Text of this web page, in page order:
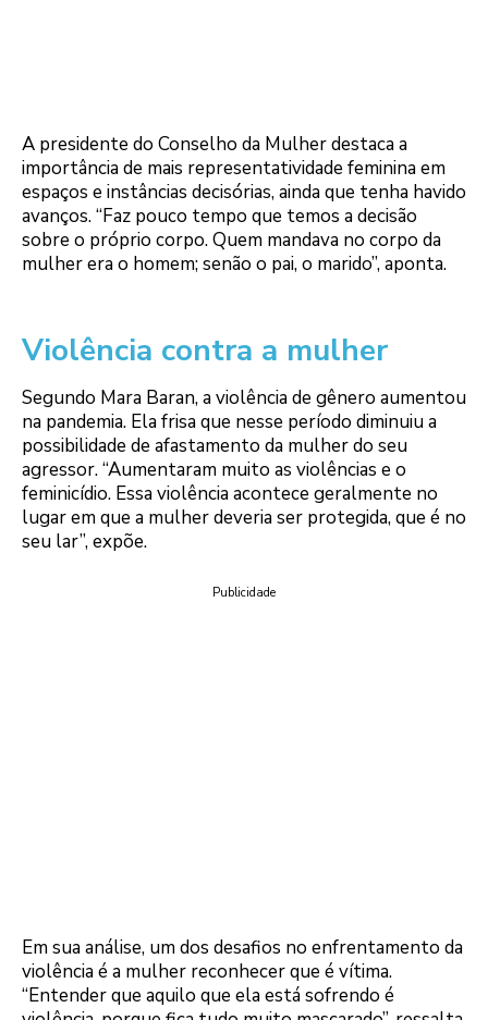
A presidente do Conselho da Mulher destaca a
importância de mais representatividade feminina em
espaços e instâncias decisórias, ainda que tenha havido
avanços. “Faz pouco tempo que temos a decisão
sobre o próprio corpo. Quem mandava no corpo da
mulher era o homem; senão o pai, o marido”, aponta.
Violência contra a mulher
Segundo Mara Baran, a violência de gênero aumentou
na pandemia. Ela frisa que nesse período diminuiu a
possibilidade de afastamento da mulher do seu
agressor. “Aumentaram muito as violências e o
feminicídio. Essa violência acontece geralmente no
lugar em que a mulher deveria ser protegida, que é no
seu lar”, expõe.
Publicidade
Em sua análise, um dos desafios no enfrentamento da
violência é a mulher reconhecer que é vítima.
“Entender que aquilo que ela está sofrendo é